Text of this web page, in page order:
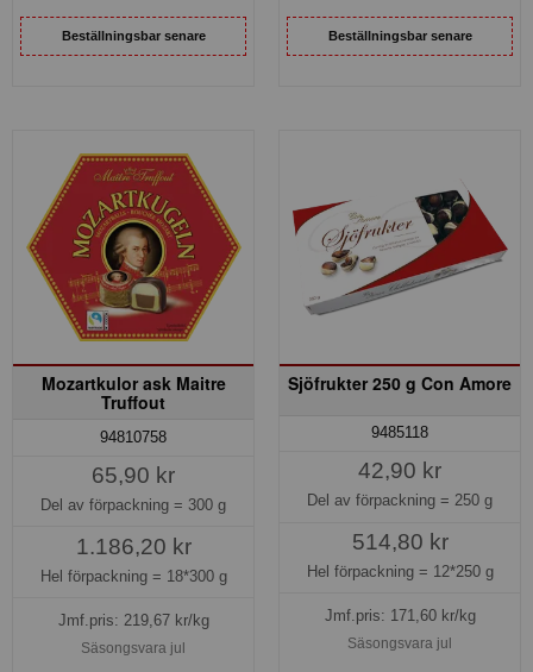
Beställningsbar senare Beställningsbar senare
Mozartkulor ask Maitre
Truffout
94810758
65,90 kr
Del av förpackning = 300 g
1.186,20 kr
Hel förpackning = 18*300 g
Jmf.pris: 219,67kr/kg
Säsongsvara jul
Sjöfrukter 250 g Con Amore
9485118
42,90 kr
Del av förpackning = 250 g
514,80 kr
Hel förpackning = 12*250 g
Jmf.pris: 171,60kr/kg
Säsongsvara jul